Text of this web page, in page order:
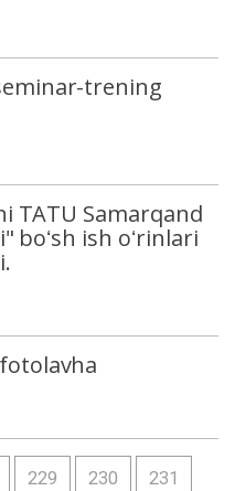
trening
TATU Samarqand
boʻsh ish oʻrinlari
229 230 231